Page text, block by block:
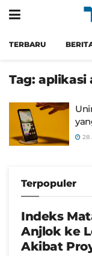
TERBARU
Tag: aplikasi
28
Terpopuler
Indeks
Anjlok ke
Akibat